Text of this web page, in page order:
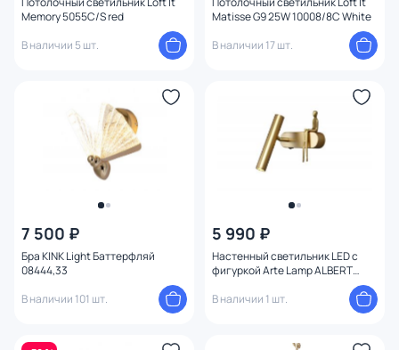
Memory 5055C/S red
В наличии 5 шт.
Matisse G9 25W 10008/8C White
В наличии 17 шт.
7 500 ₽
Бра KINK Light Баттерфляй
08444,33
В наличии 101 шт.
5 990 ₽
Настенный светильник LED с
фигуркой Arte Lamp ALBERT
В наличии 1 шт.
От До
Тип монтажа
Страна